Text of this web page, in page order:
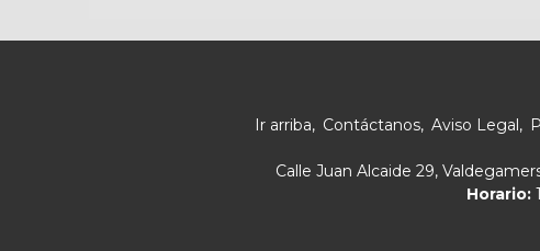
Ir arriba Contáctanos Aviso Legal
Calle Juan Alcaide 29,
Horario: